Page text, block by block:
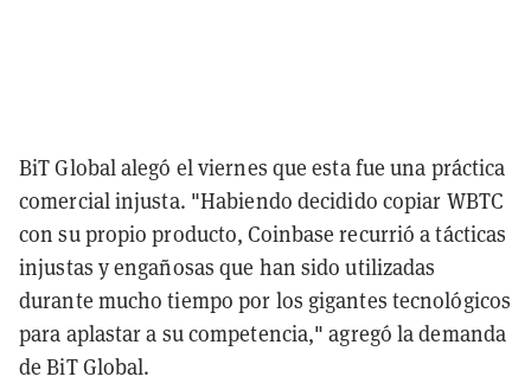
BiT Global alegó el viernes que esta fue una práctica
comercial injusta. "Habiendo decidido copiar WBTC
con su propio producto, Coinbase recurrió a tácticas
injustas y engañosas que han sido utilizadas
durante mucho tiempo por los gigantes tecnológicos
para aplastar a su competencia," agregó la demanda
de BiT Global.